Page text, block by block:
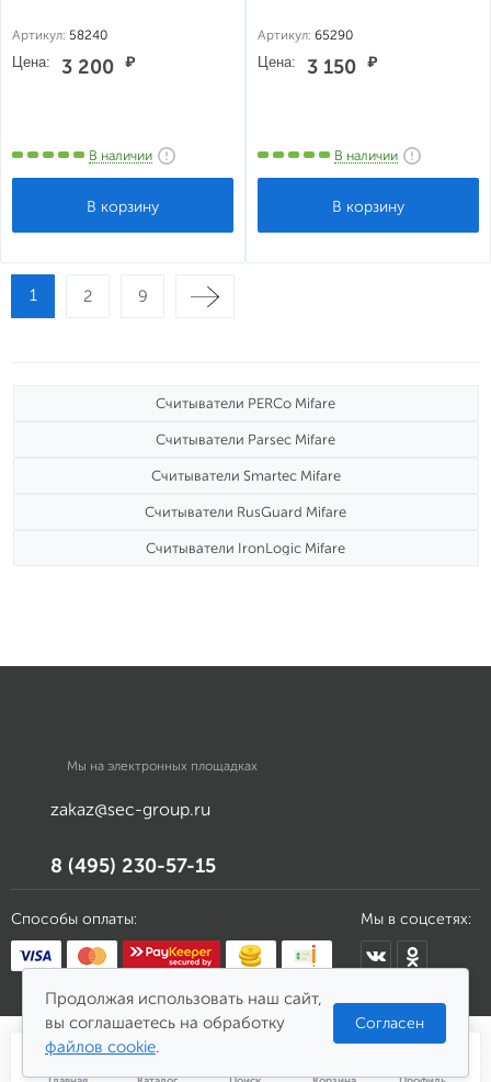
Артикул: 58240
Цена: 3 200 ₽
В наличии
Артикул: 65290
Цена: 3 150 ₽
В наличии
1 2 9
Считыватели PERCo Mifare
Считыватели Parsec Mifare
Считыватели Smartec Mifare
Считыватели RusGuard Mifare
Считыватели IronLogic Mifare
Мы на электронных площадках
zakaz@sec-group.ru
8 (495) 230-57-15
Способы оплаты: Мы в соцсетях:
Продолжая использовать наш сайт,
вы соглашаетесь на обработку
файлов cookie.
Согласен